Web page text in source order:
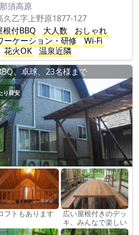
須高原
乙字上野原1877-127
根付BBQ 大人数
おしゃれ
ーケーション・研修
Wi-Fi
花火OK
温泉近隣
、卓球、23名様まで
り目安
フトもあります
広い屋根付きのデッ
キ。みんなで楽しい